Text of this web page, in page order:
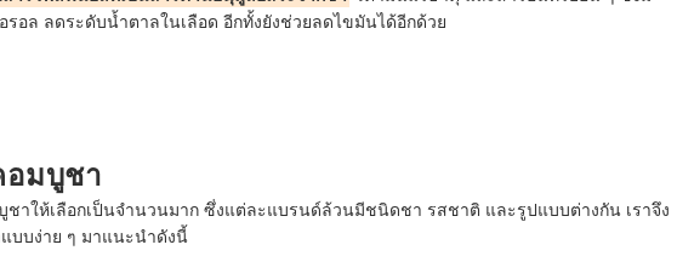
รอล ลดระดับน้ำตาลในเลือด อีกทั้งยังช่วยลดไขมันได้อีกด้วย
อมบูชา
ชาให้เลือกเป็นจำนวนมาก ซึ่งแต่ละแบรนด์ล้วนมีชนิดชา รสชาติ และรูปแบบต่างกัน เราจึง
บบง่าย ๆ มาแนะนำดังนี้